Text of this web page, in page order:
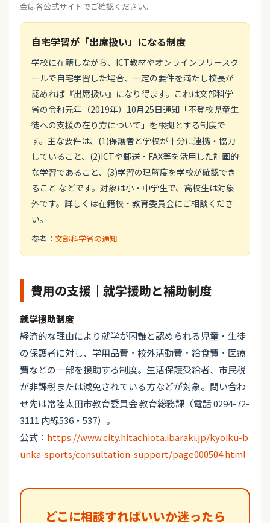
金は各公式サイトでご確認ください。
自宅学習が「出席扱い」になる制度
学校に在籍しながら、ICT教材やオンラインフリースク
ールで自宅学習した場合、一定の要件を満たし校長が
認めれば『出席扱い』になり得ます。これは文部科学
省の令和元年（2019年）10月25日通知「不登校児童生
徒への支援の在り方について」を根拠とする制度で
す。主な要件は、(1)保護者と学校が十分に連携・協力
していること、(2)ICTや郵送・FAX等を活用した計画的
な学習であること、(3)学習の理解度を学校が確認でき
ること などです。対象は小・中学生で、高校生は対象
外です。詳しくは在籍校・教育委員会にご相談くださ
い。
参考： 文部科学省の通知
費用の支援｜就学援助と補助制度
就学援助制度
経済的な理由により就学が困難と認められる児童・生徒
の保護者に対し、学用品費・校外活動費・給食費・医療
費などの一部を援助する制度。生活保護受給者、市民税
が非課税または減免されている方などが対象。問い合わ
せ先は常陸太田市教育委員会 教育総務課（電話 0294-72-
3111 内線536・537）。
公式： https://www.city.hitachiota.ibaraki.jp/kyoiku-b
unka-sports/consultation-support/page000504.html
どこに相談すればいいか迷ったら